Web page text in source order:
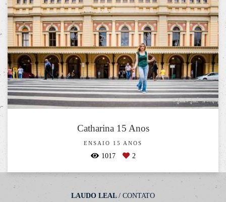
Catharina 15 Anos
ENSAIO 15 ANOS
1017 2
LAUDO LEAL / CONTATO